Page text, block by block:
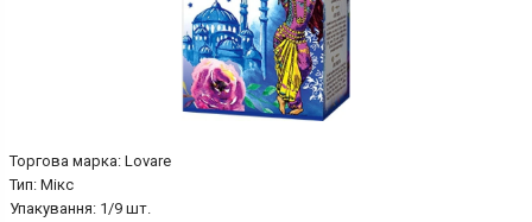
Торгова марка: Lovare
Тип: Мікс
Упакування: 1/9 шт.